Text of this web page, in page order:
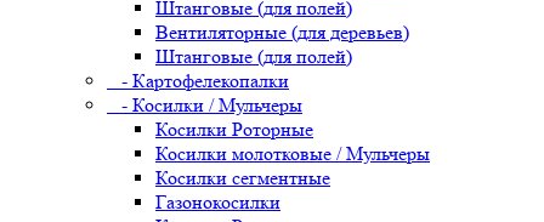
Штанговые (для полей)
Вентиляторные (для деревьев)
Штанговые (для полей)
- Картофелекопалки
- Косилки / Мульчеры
Косилки Роторные
Косилки молотковые / Мульчеры
Косилки сегментные
Газонокосилки